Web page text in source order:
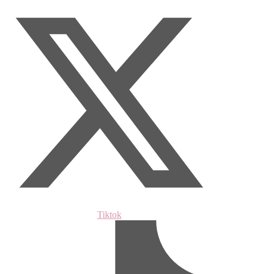
Tiktok